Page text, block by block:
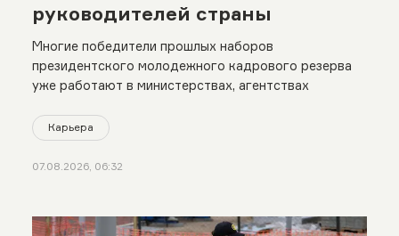
руководителей страны
Многие победители прошлых наборов
президентского молодежного кадрового резерва
уже работают в министерствах, агентствах
Карьера
07.08.2026, 06:32